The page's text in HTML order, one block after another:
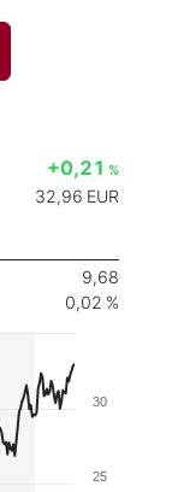
+0,21 %
32,96 EUR
9,68
0,02 %
25
30